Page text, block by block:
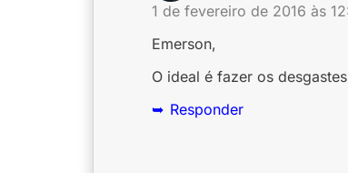
1 de fevereiro de 2016 às
Emerson,
O ideal é fazer os
Responder